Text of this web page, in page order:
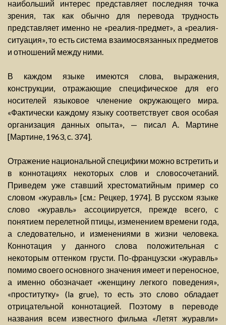
наибольший интерес представляет последняя точка
зрения, так как обычно для перевода трудность
представляет именно не «реалия-предмет», а «реалия-
ситуация», то есть система взаимосвязанных предметов
и отношений между ними.
В каждом языке имеются слова, выражения,
конструкции, отражающие специфическое для его
носителей языковое членение окружающего мира.
«Фактически каждому языку соответствует своя особая
организация данных опыта», — писал А. Мартине
[Мартине, 1963, с. 374].
Отражение национальной специфики можно встретить и
в коннотациях некоторых слов и словосочетаний.
Приведем уже ставший хрестоматийным пример со
словом «журавль» [см.: Рецкер, 1974]. В русском языке
слово «журавль» ассоциируется, прежде всего, с
понятием перелетной птицы, изменением времени года,
а следовательно, и изменениями в жизни человека.
Коннотация у данного слова положительная с
некоторым оттенком грусти. По-французски «журавль»
помимо своего основного значения имеет и переносное,
а именно обозначает «женщину легкого поведения»,
«проститутку» (la grue), то есть это слово обладает
отрицательной коннотацией. Поэтому в переводе
названия всем известного фильма «Летят журавли»